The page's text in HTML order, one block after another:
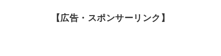
【広告・スポンサーリンク】